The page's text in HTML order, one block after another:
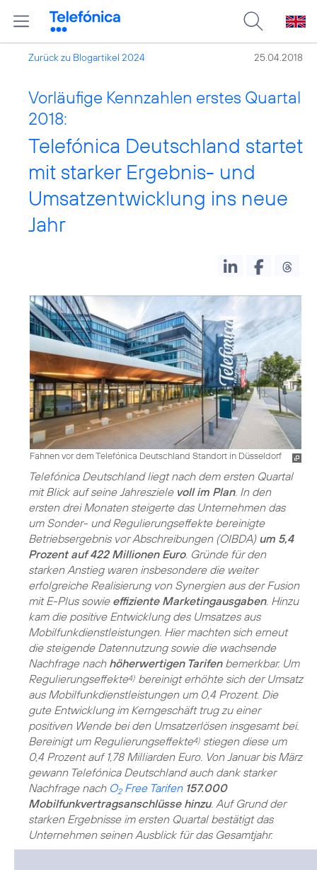
Zurück zu Blogartikel 2024 25.04.2018
Vorläufige Kennzahlen erstes Quartal
2018:
Telefónica Deutschland startet
mit starker Ergebnis- und
Umsatzentwicklung ins neue
Jahr
Fahnen vor dem Telefónica Deutschland Standort in Düsseldorf
Telefónica Deutschland liegt nach dem ersten Quartal
mit Blick auf seine Jahresziele voll im Plan. In den
ersten drei Monaten steigerte das Unternehmen das
um Sonder- und Regulierungseffekte bereinigte
Betriebsergebnis vor Abschreibungen (OIBDA) um 5,4
Prozent auf 422 Millionen Euro. Gründe für den
starken Anstieg waren insbesondere die weiter
erfolgreiche Realisierung von Synergien aus der Fusion
mit E-Plus sowie effiziente Marketingausgaben. Hinzu
kam die positive Entwicklung des Umsatzes aus
Mobilfunkdienstleistungen. Hier machten sich erneut
die steigende Datennutzung sowie die wachsende
Nachfrage nach höherwertigen Tarifenbemerkbar. Um
Regulierungseffekte4) bereinigt erhöhte sich der Umsatz
aus Mobilfunkdienstleistungen um 0,4 Prozent. Die
gute Entwicklung im Kerngeschäft trug zu einer
positiven Wende bei den Umsatzerlösen insgesamt bei.
Bereinigt um Regulierungseffekte4) stiegen diese um
0,4 Prozent auf 1,78 Milliarden Euro. Von Januar bis März
gewann Telefónica Deutschland auch dank starker
Nachfrage nach O2Free Tarifen 157.000
Mobilfunkvertragsanschlüsse hinzu. Auf Grund der
starken Ergebnisse im ersten Quartal bestätigt das
Unternehmen seinen Ausblick für das Gesamtjahr.